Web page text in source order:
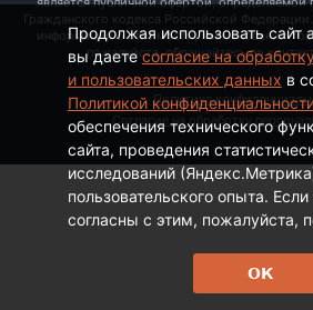
Гражданского кодекса Российской
информации о стоимости, наименовании
пожалуйста, обращайтесь по
Политика
Согласие на обработку
Продолжая использовать сайт
вы даетесогласие на
и пользовательских данных в
Политикой
обеспечения технического
сайта, проведения
исследований
пользовательского опыта.
согласны с этим, пожалуйста,
ОК